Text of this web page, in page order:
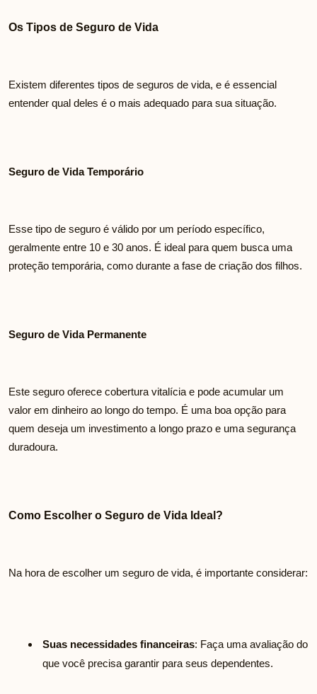
Os Tipos de Seguro de Vida
Existem diferentes tipos de seguros de vida, e é essencial
entender qual deles é o mais adequado para sua situação.
Seguro de Vida Temporário
Esse tipo de seguro é válido por um período específico,
geralmente entre 10 e 30 anos. É ideal para quem busca uma
proteção temporária, como durante a fase de criação dos filhos.
Seguro de Vida Permanente
Este seguro oferece cobertura vitalícia e pode acumular um
valor em dinheiro ao longo do tempo. É uma boa opção para
quem deseja um investimento a longo prazo e uma segurança
duradoura.
Como Escolher o Seguro de Vida Ideal?
Na hora de escolher um seguro de vida, é importante considerar:
Suas necessidades financeiras: Faça uma avaliação do
que você precisa garantir para seus dependentes.